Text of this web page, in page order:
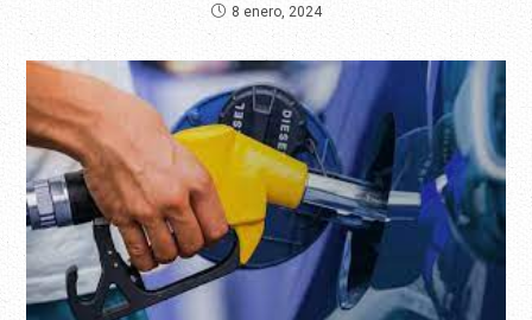
8 enero, 2024